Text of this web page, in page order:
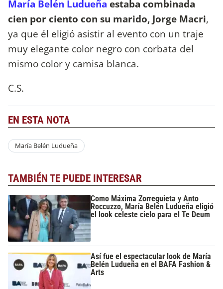
María Belén Ludueña estaba combinada
cien por ciento con su marido, Jorge Macri,
ya que él eligió asistir al evento con un traje
muy elegante color negro con corbata del
mismo color y camisa blanca.
C.S.
EN ESTA NOTA
María Belén Ludueña
TAMBIÉN TE PUEDE INTERESAR
Como Máxima Zorreguieta y Anto
Roccuzzo, María Belén Ludueña eligió
el look celeste cielo para el Te Deum
Así fue el espectacular look de María
Belén Ludueña en el BAFA Fashion &
Arts